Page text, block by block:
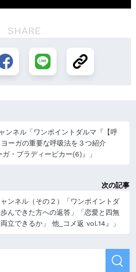
SHARE
ンネル「ワンポイントダルマ『【呼
ーガの重要な呼吸法を３つ紹介
ガ・プラディーピカー(6)』」
次の記事
ンネル（その２）「ワンポイントダ
んできた方への返答」「恋愛と四無
立できるか」 他_コメ返 vol.14』」